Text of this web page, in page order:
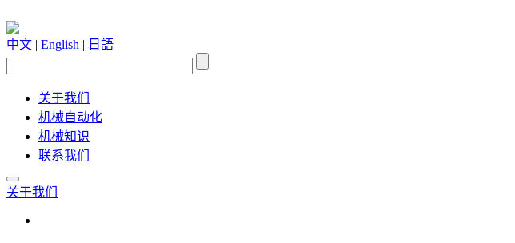
中文 | English | 日語
关于我们
机械自动化
机械知识
联系我们
关于我们